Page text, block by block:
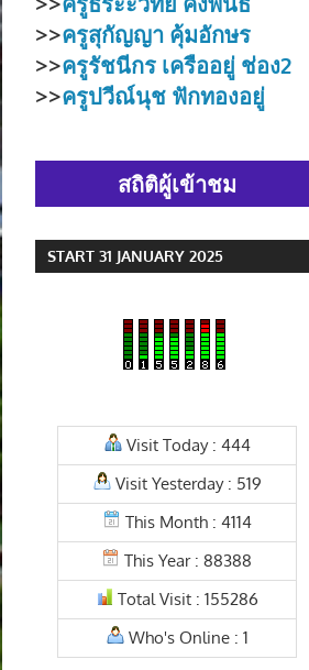
>>ครูสุกัญญา คุ้มอักษร
>>ครูรัชนีกร เครืออยู่ ช่อง2
>>ครูปวีณ์นุช ฟักทองอยู่
สถิติผู้เข้าชม
START 31 JANUARY 2025
Visit Today : 444
Visit Yesterday : 519
This Month : 4114
This Year : 88388
Total Visit : 155286
Who's Online : 1